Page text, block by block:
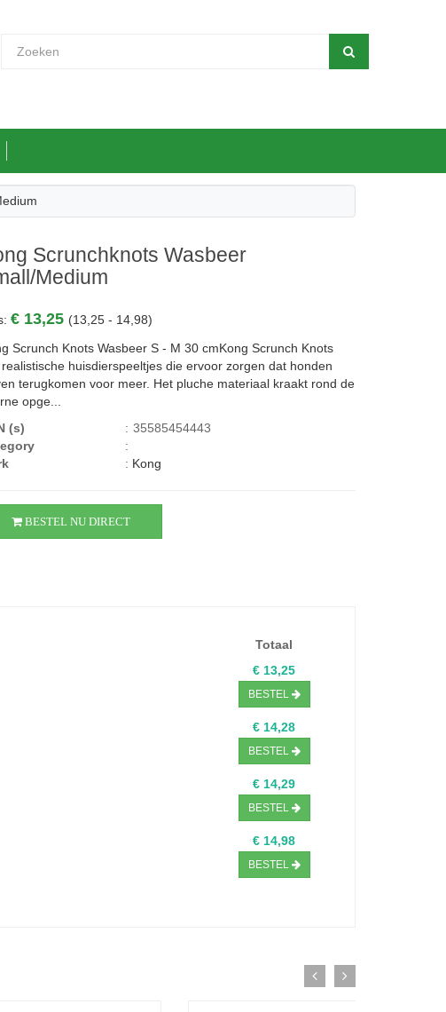
Scrunchknots Wasbeer
Medium
€ 13,25 (13,25 - 14,98)
Scrunch Knots Wasbeer S - M 30 cmKong Scrunch Knots
huisdierspeeltjes die ervoor zorgen dat honden
terugkomen voor meer. Het pluche materiaal kraakt rond de
opge...
(s)
: 35585454443
:
: Kong
BESTEL NU DIRECT
Totaal
€ 13,25
BESTEL
€ 14,28
BESTEL
€ 14,29
BESTEL
€ 14,98
BESTEL